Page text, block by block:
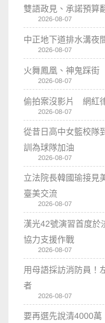
雙語政見、承諾預算
2026-08-07
中正地下道排水溝夜
2026-08-07
火舞鳳凰、神鬼踩
2026-08-07
偷拍案沒影片 網紅
2026-08-07
從昔日高中女籃校隊
訓為球隊加油
2026-08-07
立法院長韓國瑜接見
臺美交流
2026-08-07
漢光42號演習首度
協力支援作戰
2026-08-07
用母語採訪消防員！
者
2026-08-07
要再選先說清4000萬